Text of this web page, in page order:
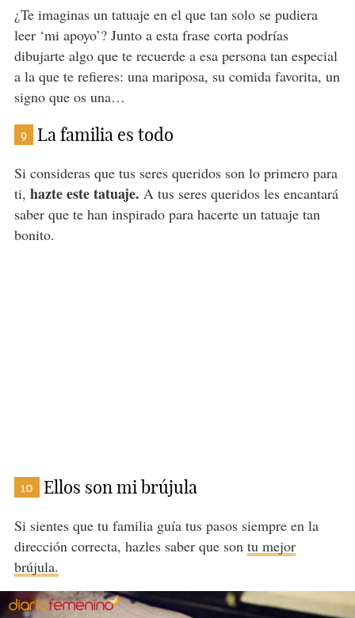
¿Te imaginas un tatuaje en el que tan solo se pudiera
leer ‘mi apoyo’? Junto a esta frase corta podrías
dibujarte algo que te recuerde a esa persona tan especial
a la que te refieres: una mariposa, su comida favorita, un
signo que os una…
9 La familia es todo
Si consideras que tus seres queridos son lo primero para
ti, hazte este tatuaje. A tus seres queridos les encantará
saber que te han inspirado para hacerte un tatuaje tan
bonito.
10 Ellos son mi brújula
Si sientes que tu familia guía tus pasos siempre en la
dirección correcta, hazles saber que son tu mejor
brújula.